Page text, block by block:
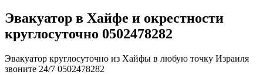
Эвакуатор в Хайфе и окрестности
круглосуточно 0502478282
Эвакуатор круглосуточно из Хайфы в любую точку Израиля
звоните 24/7 0502478282